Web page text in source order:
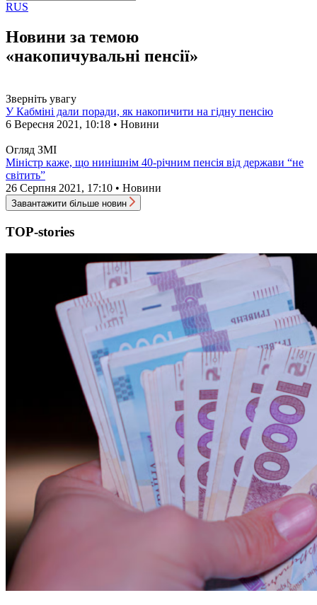
RUS
Новини за темою
«накопичувальні пенсії»
Зверніть увагу
У Кабміні дали поради, як накопичити на гідну пенсію
6 Вересня 2021, 10:18 • Новини
Огляд ЗМІ
Міністр каже, що нинішнім 40-річним пенсія від держави “не
світить”
26 Серпня 2021, 17:10 • Новини
Завантажити більше новин
TOP-stories